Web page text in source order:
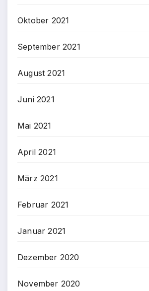
Oktober 2021
September 2021
August 2021
Juni 2021
Mai 2021
April 2021
März 2021
Februar 2021
Januar 2021
Dezember 2020
November 2020